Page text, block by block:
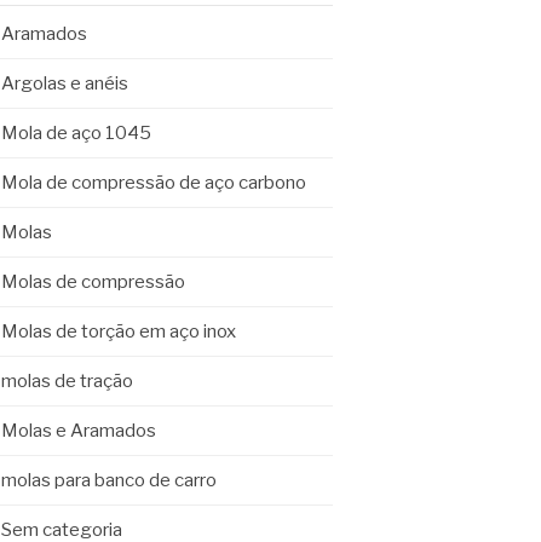
Aramados
Argolas e anéis
Mola de aço 1045
Mola de compressão de aço carbono
Molas
Molas de compressão
Molas de torção em aço inox
molas de tração
Molas e Aramados
molas para banco de carro
Sem categoria